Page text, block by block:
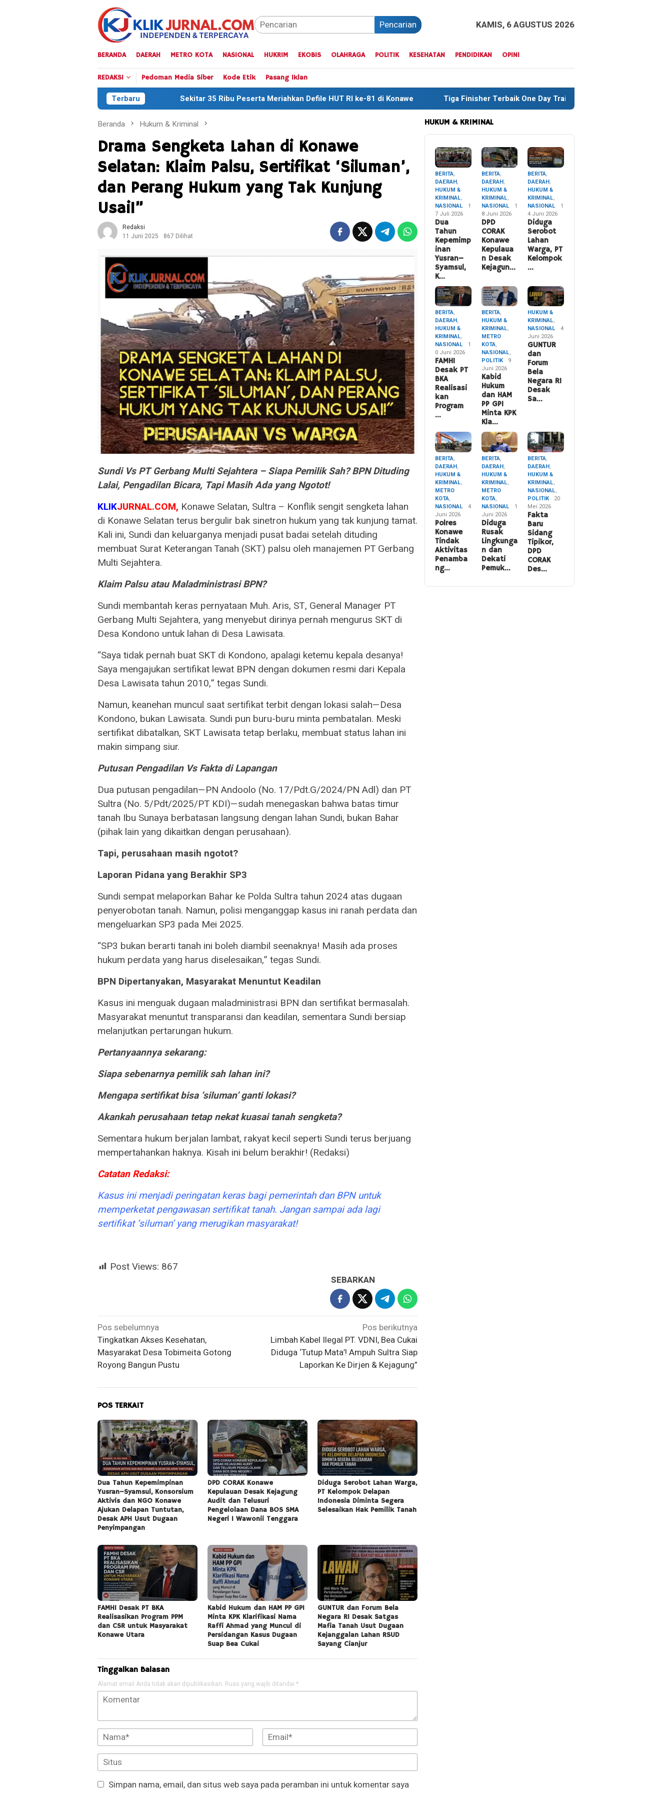
Pencarian KAMIS, 6 AGUSTUS 2026
BERANDA DAERAH METRO KOTA NASIONAL HUKRIM EKOBIS OLAHRAGA POLITIK KESEHATAN PENDIDIKAN OPINI
REDAKSI Pedoman Media Siber Kode Etik Pasang Iklan
Terbaru
Sekitar 35 Ribu Peserta Meriahkan Defile HUT RI ke-81 di Konawe Tiga Finisher Terbaik One Day Trail Adventure Liwu Mokesa Berhasil Taklukkan Jalur
Beranda Hukum & Kriminal
Drama Sengketa Lahan di Konawe
Selatan: Klaim Palsu, Sertifikat ‘Siluman’,
dan Perang Hukum yang Tak Kunjung
Usai!”
Redaksi
11 Juni 2025
867 Dilihat
Sundi Vs PT Gerbang Multi Sejahtera – Siapa Pemilik Sah? BPN Dituding
Lalai, Pengadilan Bicara, Tapi Masih Ada yang Ngotot!
KLIKJURNAL.COM, Konawe Selatan, Sultra – Konflik sengit sengketa lahan
di Konawe Selatan terus bergulir bak sinetron hukum yang tak kunjung tamat.
Kali ini, Sundi dan keluarganya menjadi pusat badai setelah dituding
membuat Surat Keterangan Tanah (SKT) palsu oleh manajemen PT Gerbang
Multi Sejahtera.
Klaim Palsu atau Maladministrasi BPN?
Sundi membantah keras pernyataan Muh. Aris, ST, General Manager PT
Gerbang Multi Sejahtera, yang menyebut dirinya pernah mengurus SKT di
Desa Kondono untuk lahan di Desa Lawisata.
“Saya tidak pernah buat SKT di Kondono, apalagi ketemu kepala desanya!
Saya mengajukan sertifikat lewat BPN dengan dokumen resmi dari Kepala
Desa Lawisata tahun 2010,” tegas Sundi.
Namun, keanehan muncul saat sertifikat terbit dengan lokasi salah—Desa
Kondono, bukan Lawisata. Sundi pun buru-buru minta pembatalan. Meski
sertifikat dibatalkan, SKT Lawisata tetap berlaku, membuat status lahan ini
makin simpang siur.
Putusan Pengadilan Vs Fakta di Lapangan
Dua putusan pengadilan—PN Andoolo (No. 17/Pdt.G/2024/PN Adl) dan PT
Sultra (No. 5/Pdt/2025/PT KDI)—sudah menegaskan bahwa batas timur
tanah Ibu Sunaya berbatasan langsung dengan lahan Sundi, bukan Bahar
(pihak lain yang dikaitkan dengan perusahaan).
Tapi, perusahaan masih ngotot?
Laporan Pidana yang Berakhir SP3
Sundi sempat melaporkan Bahar ke Polda Sultra tahun 2024 atas dugaan
penyerobotan tanah. Namun, polisi menganggap kasus ini ranah perdata dan
mengeluarkan SP3 pada Mei 2025.
“SP3 bukan berarti tanah ini boleh diambil seenaknya! Masih ada proses
hukum perdata yang harus diselesaikan,” tegas Sundi.
BPN Dipertanyakan, Masyarakat Menuntut Keadilan
Kasus ini menguak dugaan maladministrasi BPN dan sertifikat bermasalah.
Masyarakat menuntut transparansi dan keadilan, sementara Sundi bersiap
melanjutkan pertarungan hukum.
Pertanyaannya sekarang:
Siapa sebenarnya pemilik sah lahan ini?
Mengapa sertifikat bisa ‘siluman’ ganti lokasi?
Akankah perusahaan tetap nekat kuasai tanah sengketa?
Sementara hukum berjalan lambat, rakyat kecil seperti Sundi terus berjuang
mempertahankan haknya. Kisah ini belum berakhir! (Redaksi)
Catatan Redaksi:
Kasus ini menjadi peringatan keras bagi pemerintah dan BPN untuk
memperketat pengawasan sertifikat tanah. Jangan sampai ada lagi
sertifikat ‘siluman’ yang merugikan masyarakat!
Post Views: 867
SEBARKAN
Navigasi
pos
Pos sebelumnya
Tingkatkan Akses Kesehatan,
Masyarakat Desa Tobimeita Gotong
Royong Bangun Pustu
Pos berikutnya
Limbah Kabel Ilegal PT. VDNI, Bea Cukai
Diduga ‘Tutup Mata’! Ampuh Sultra Siap
Laporkan Ke Dirjen & Kejagung”
POS TERKAIT
Dua Tahun Kepemimpinan
Yusran–Syamsul, Konsorsium
Aktivis dan NGO Konawe
Ajukan Delapan Tuntutan,
Desak APH Usut Dugaan
Penyimpangan
DPD CORAK Konawe
Kepulauan Desak Kejagung
Audit dan Telusuri
Pengelolaan Dana BOS SMA
Negeri 1 Wawonii Tenggara
Diduga Serobot Lahan Warga,
PT Kelompok Delapan
Indonesia Diminta Segera
Selesaikan Hak Pemilik Tanah
FAMHI Desak PT BKA
Realisasikan Program PPM
dan CSR untuk Masyarakat
Konawe Utara
Kabid Hukum dan HAM PP GPI
Minta KPK Klarifikasi Nama
Raffi Ahmad yang Muncul di
Persidangan Kasus Dugaan
Suap Bea Cukai
GUNTUR dan Forum Bela
Negara RI Desak Satgas
Mafia Tanah Usut Dugaan
Kejanggalan Lahan RSUD
Sayang Cianjur
Tinggalkan Balasan
Alamat email Anda tidak akan dipublikasikan. Ruas yang wajib ditandai *
Simpan nama, email, dan situs web saya pada peramban ini untuk komentar saya
HUKUM & KRIMINAL
BERITA,
DAERAH,
HUKUM &
KRIMINAL,
NASIONAL
1
7 Juli 2026
Dua
Tahun
Kepemimp
inan
Yusran–
Syamsul,
K…
BERITA,
DAERAH,
HUKUM &
KRIMINAL,
NASIONAL
1
8 Juni 2026
DPD
CORAK
Konawe
Kepulaua
n Desak
Kejagun…
BERITA,
DAERAH,
HUKUM &
KRIMINAL,
NASIONAL
1
4 Juni 2026
Diduga
Serobot
Lahan
Warga, PT
Kelompok
…
BERITA,
DAERAH,
HUKUM &
KRIMINAL,
NASIONAL
1
0 Juni 2026
FAMHI
Desak PT
BKA
Realisasi
kan
Program
…
BERITA,
HUKUM &
KRIMINAL,
METRO
KOTA,
NASIONAL,
POLITIK
9
Juni 2026
Kabid
Hukum
dan HAM
PP GPI
Minta KPK
Kla…
HUKUM &
KRIMINAL,
NASIONAL
4
Juni 2026
GUNTUR
dan
Forum
Bela
Negara RI
Desak
Sa…
BERITA,
DAERAH,
HUKUM &
KRIMINAL,
METRO
KOTA,
NASIONAL
4
Juni 2026
Polres
Konawe
Tindak
Aktivitas
Penamba
ng…
BERITA,
DAERAH,
HUKUM &
KRIMINAL,
METRO
KOTA,
NASIONAL
1
Juni 2026
Diduga
Rusak
Lingkunga
n dan
Dekati
Pemuk…
BERITA,
DAERAH,
HUKUM &
KRIMINAL,
NASIONAL,
POLITIK
20
Mei 2026
Fakta
Baru
Sidang
Tipikor,
DPD
CORAK
Des…